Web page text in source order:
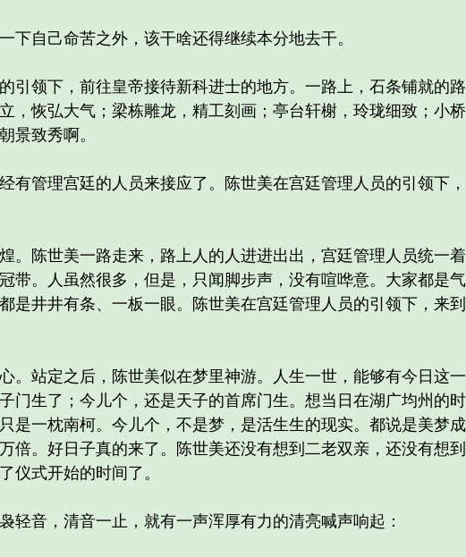
自己命苦之外，该干啥还得继续本分地去干。
领下，前往皇帝接待新科进士的地方。一路上，石条铺就的
，恢弘大气；梁栋雕龙，精工刻画；亭台轩榭，玲珑细致；小桥
景致秀啊。
管理宫廷的人员来接应了。陈世美在宫廷管理人员的引领下
陈世美一路走来，路上人的人进进出出，宫廷管理人员统一
带。人虽然很多，但是，只闻脚步声，没有喧哗意。大家都是
是井井有条、一板一眼。陈世美在宫廷管理人员的引领下，来
站定之后，陈世美似在梦里神游。人生一世，能够有今日这
门生了；今儿个，还是天子的首席门生。想当日在湖广均州的
是一枕南柯。今儿个，不是梦，是活生生的现实。都说是美梦
倍。好日子真的来了。陈世美还没有想到二老双亲，还没有想
式开始的时间了。
音，清音一止，就有一声浑厚有力的清亮喊声响起：